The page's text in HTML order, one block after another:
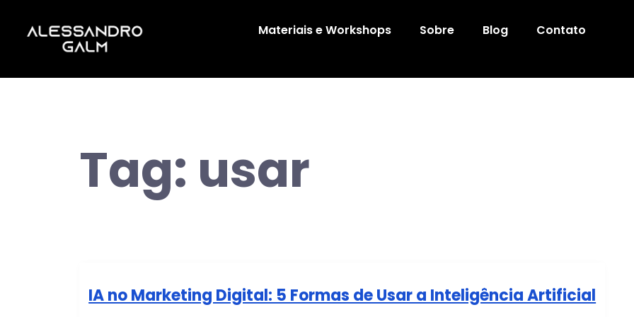
Materiais e Workshops Sobre Blog Contato
Tag: usar
IA no Marketing Digital: 5 Formas de Usar a Inteligência Artificial